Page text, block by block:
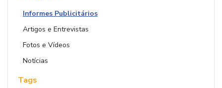
Informes Publicitários
Artigos e Entrevistas
Fotos e Vídeos
Notícias
Tags